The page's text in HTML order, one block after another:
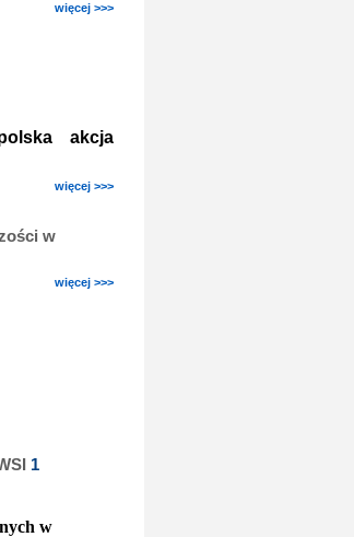
więcej >>>
akcja
więcej >>>
w
więcej >>>
1
w